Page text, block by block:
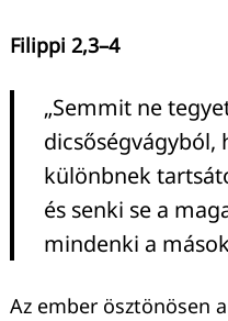
Filippi 2,3–4
„Semmit ne
dicsőségvágyból,
különbnek
és senki se a
mindenki a
Az ember ösztönösen